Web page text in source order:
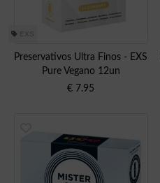
EXS
Preservativos Ultra Finos - EXS
Pure Vegano 12un
€ 7.95